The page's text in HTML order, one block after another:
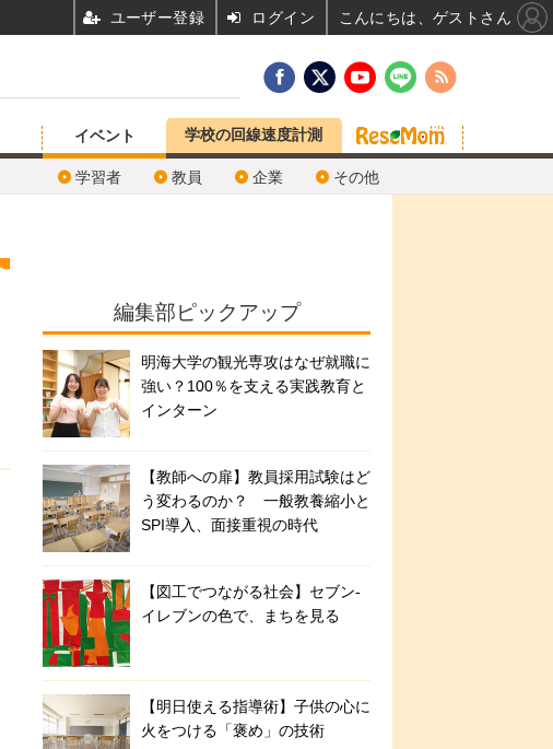
イベント
学習者 教員 企業 その他
学校の回線速度計測
編集部ピックアップ
明海大学の観光専攻はなぜ就職に
強い？100％を支える実践教育と
インターン
【教師への扉】教員採用試験はど
う変わるのか？ 一般教養縮小と
SPI導入、面接重視の時代
【図工でつながる社会】セブン‐
イレブンの色で、まちを見る
【明日使える指導術】子供の心に
火をつける「褒め」の技術
ユーザー登録 ログイン こんにちは、ゲストさん